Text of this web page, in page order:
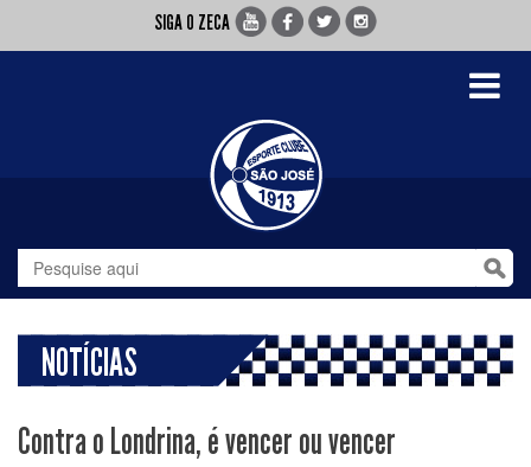
SIGA O ZECA
Toggle
NOTÍCIAS
Contra o Londrina, é vencer ou vencer